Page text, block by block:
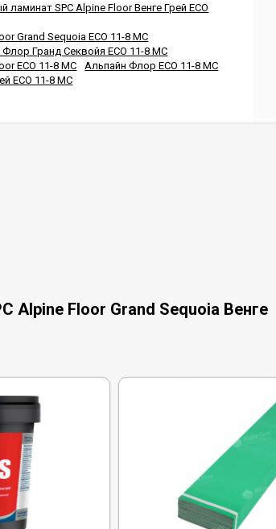
ламинат SPC Alpine Floor Венге Грей ECO
Grand Sequoia ECO 11-8 MC
Гранд Секвойя ECO 11-8 MC
ECO 11-8 MC
Альпайн Флор ECO 11-8 MC
ECO 11-8 MC
Alpine Floor Grand Sequoia Венге